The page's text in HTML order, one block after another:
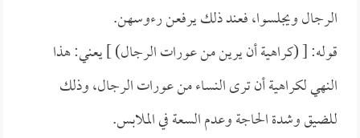
الرجال ويجلسوا، فعند ذلك يرفعن رءوسهن.
قوله: [ (كراهية أن يرين من عورات الرجال) ] يعني: هذا
النهي لكراهية أن ترى النساء من عورات الرجال، وذلك
للضيق وشدة الحاجة وعدم السعة في الملابس.